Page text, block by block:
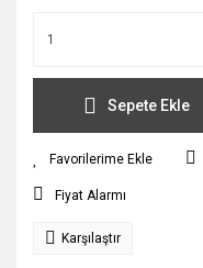
Sepete Ekle
Fiyat Alarmı
Karşılaştır